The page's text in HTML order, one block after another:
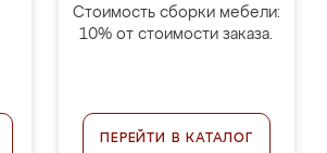
Стоимость сборки мебели:
10% от стоимости заказа.
ПЕРЕЙТИ В КАТАЛОГ